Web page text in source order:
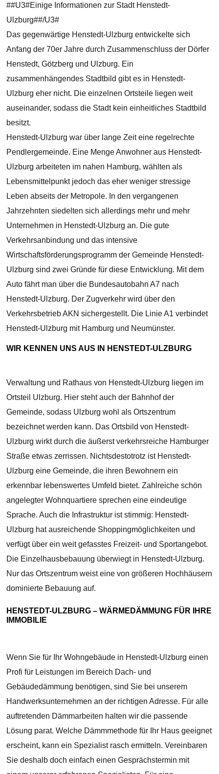
##U3#Einige Informationen zur Stadt Henstedt-
Ulzburg##/U3#
Das gegenwärtige Henstedt-Ulzburg entwickelte sich
Anfang der 70er Jahre durch Zusammenschluss der Dörfer
Henstedt, Götzberg und Ulzburg. Ein
zusammenhängendes Stadtbild gibt es in Henstedt-
Ulzburg eher nicht. Die einzelnen Ortsteile liegen weit
auseinander, sodass die Stadt kein einheitliches Stadtbild
besitzt.
Henstedt-Ulzburg war über lange Zeit eine regelrechte
Pendlergemeinde. Eine Menge Anwohner aus Henstedt-
Ulzburg arbeiteten im nahen Hamburg, wählten als
Lebensmittelpunkt jedoch das eher weniger stressige
Leben abseits der Metropole. In den vergangenen
Jahrzehnten siedelten sich allerdings mehr und mehr
Unternehmen in Henstedt-Ulzburg an. Die gute
Verkehrsanbindung und das intensive
Wirtschaftsförderungsprogramm der Gemeinde Henstedt-
Ulzburg sind zwei Gründe für diese Entwicklung. Mit dem
Auto fährt man über die Bundesautobahn A7 nach
Henstedt-Ulzburg. Der Zugverkehr wird über den
Verkehrsbetrieb AKN sichergestellt. Die Linie A1 verbindet
Henstedt-Ulzburg mit Hamburg und Neumünster.
WIR KENNEN UNS AUS IN HENSTEDT-ULZBURG
Verwaltung und Rathaus von Henstedt-Ulzburg liegen im
Ortsteil Ulzburg. Hier steht auch der Bahnhof der
Gemeinde, sodass Ulzburg wohl als Ortszentrum
bezeichnet werden kann. Das Ortsbild von Henstedt-
Ulzburg wirkt durch die äußerst verkehrsreiche Hamburger
Straße etwas zerrissen. Nichtsdestotrotz ist Henstedt-
Ulzburg eine Gemeinde, die ihren Bewohnern ein
erkennbar lebenswertes Umfeld bietet. Zahlreiche schön
angelegter Wohnquartiere sprechen eine eindeutige
Sprache. Auch die Infrastruktur ist stimmig: Henstedt-
Ulzburg hat ausreichende Shoppingmöglichkeiten und
verfügt über ein weit gefasstes Freizeit- und Sportangebot.
Die Einzelhausbebauung überwiegt in Henstedt-Ulzburg.
Nur das Ortszentrum weist eine von größeren Hochhäusern
dominierte Bebauung auf.
HENSTEDT-ULZBURG – WÄRMEDÄMMUNG FÜR IHRE
IMMOBILIE
Wenn Sie für Ihr Wohngebäude in Henstedt-Ulzburg einen
Profi für Leistungen im Bereich Dach- und
Gebäudedämmung benötigen, sind Sie bei unserem
Handwerksunternehmen an der richtigen Adresse. Für alle
auftretenden Dämmarbeiten halten wir die passende
Lösung parat. Welche Dämmmethode für Ihr Haus geeignet
erscheint, kann ein Spezialist rasch ermitteln. Vereinbaren
Sie deshalb doch einfach einen Gesprächstermin mit